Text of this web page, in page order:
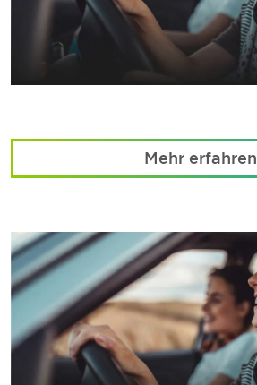
Mehr erfahren